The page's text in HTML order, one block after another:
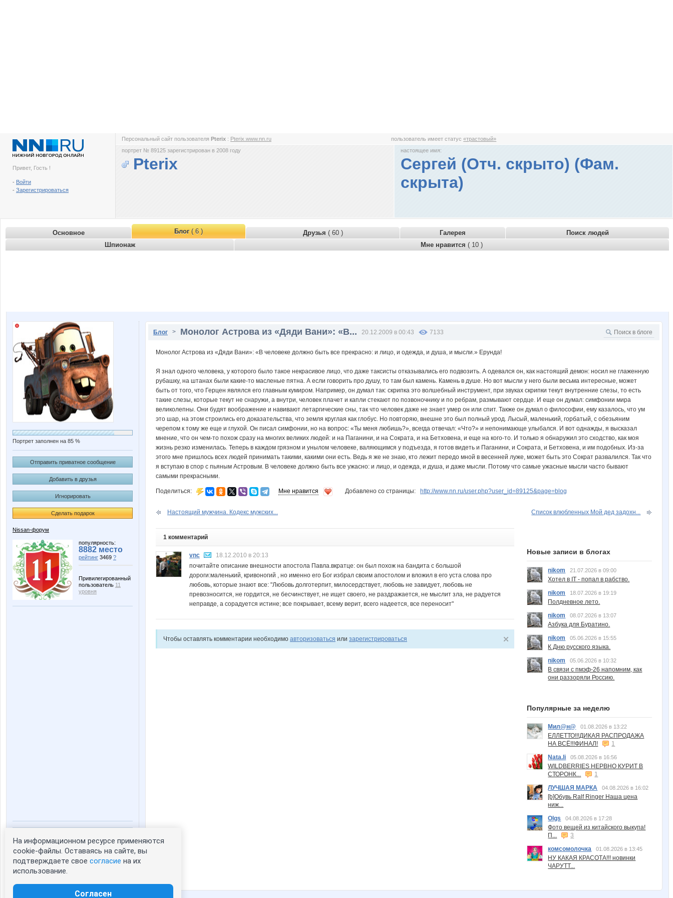
Привет, Гость !
- Войти
- Зарегистрироваться
Персональный сайт пользователя Pterix : Pterix.www.nn.ru пользователь имеет статус«трастовый»
портрет № 89125 зарегистрирован в 2008 году
Pterix
настоящее имя:
Сергей (Отч. скрыто) (Фам.
скрыта)
Основное Блог( 6 ) Друзья ( 60 ) Галерея
Поиск людей
Шпионаж
Мне нравится ( 10 )
Портрет заполнен на 85 %
Отправить приватное сообщение
Добавить в друзья
Игнорировать
Сделать подарок
Nissan-форум
популярность:
8882 место
рейтинг 3469 ?
Привилегированный
пользователь 11
уровня
Статистика портрета:
сейчас просматривают портрет - 0
зарегистрированные пользователи
посетившие портрет за 7 дней - 0
Блог > Монолог Астрова из «Дяди Вани»: «В... 20.12.2009 в 00:43 7133
Монолог Астрова из «Дяди Вани»: «В человеке должно быть все прекрасно: и лицо, и одежда, и душа, и мысли.» Ерунда!
Я знал одного человека, у которого было такое некрасивое лицо, что даже таксисты отказывались его подвозить. А одевался он, как настоящий демон: носил не глаженную
рубашку, на штанах были какие-то масленые пятна. А если говорить про душу, то там был камень. Камень в душе. Но вот мысли у него были весьма интересные, может
быть от того, что Герцен являлся его главным кумиром. Например, он думал так: скрипка это волшебный инструмент, при звуках скрипки текут внутренние слезы, то есть
такие слезы, которые текут не снаружи, а внутри, человек плачет и капли стекают по позвоночнику и по ребрам, размывают сердце. И еще он думал: симфонии мира
великолепны. Они будят воображение и навивают летаргические сны, так что человек даже не знает умер он или спит. Также он думал о философии, ему казалось, что ум
это шар, на этом строились его доказательства, что земля круглая как глобус. Но повторяю, внешне это был полный урод. Лысый, маленький, горбатый, с обезьяним
черепом к тому же еще и глухой. Он писал симфонии, но на вопрос: «Ты меня любишь?», всегда отвечал: «Что?» и непонимающе улыбался. И вот однажды, я высказал
мнение, что он чем-то похож сразу на многих великих людей: и на Паганини, и на Сократа, и на Бетховена, и еще на кого-то. И только я обнаружил это сходство, как моя
жизнь резко изменилась. Теперь в каждом грязном и унылом человеке, валяющимся у подъезда, я готов видеть и Паганини, и Сократа, и Бетховена, и им подобных. Из-за
этого мне пришлось всех людей принимать такими, какими они есть. Ведь я же не знаю, кто лежит передо мной в весенней луже, может быть это Сократ развалился. Так что
я вступаю в спор с пьяным Астровым. В человеке должно быть все ужасно: и лицо, и одежда, и душа, и даже мысли. Потому что самые ужасные мысли часто бывают
самыми прекрасными.
Поделиться: Мне нравится Добавлено со страницы: http://www.nn.ru/user.php?user_id=89125&page=blog
Настоящий мужчина. Кодекс мужских... Список влюбленных Мой дед задохн...
1 комментарий
vnc
18.12.2010 в 20:13
почитайте описание внешности апостола Павла.вкратце: он был похож на бандита с большой
дороги:маленький, кривоногий , но именно его Бог избрал своим апостолом и вложил в его уста слова про
любовь, которые знают все: "Любовь долготерпит, милосердствует, любовь не завидует, любовь не
превозносится, не гордится, не бесчинствует, не ищет своего, не раздражается, не мыслит зла, не радуется
неправде, а сорадуется истине; все покрывает, всему верит, всего надеется, все переносит"
Чтобы оставлять комментарии необходимо авторизоваться или зарегистрироваться
Новые записи в блогах
nikom 21.07.2026 в 09:00
Хотел в IT - попал в рабство.
nikom
18.07.2026 в 19:19
Полдневное лето.
nikom
08.07.2026 в 13:07
Азбука для Буратино.
nikom
05.06.2026 в 15:55
К Дню русского языка.
nikom
05.06.2026 в 10:32
В связи с пмэф-26 напомним, как
они раззоряли Россию.
Популярные за неделю
Мил@н@ 01.08.2026 в 13:22
ЕЛЛЕТТО!!!ДИКАЯ РАСПРОДАЖА
НА ВСЁ!!!ФИНАЛ!
1
Nata.li
05.08.2026 в 16:56
WILDBERRIES НЕРВНО КУРИТ В
СТОРОНК...
1
ЛУЧШАЯ МАРКА
04.08.2026 в 16:02
[b]Обувь Ralf Ringer Наша цена
ниж...
Olgs
04.08.2026 в 17:28
Фото вещей из китайского выкупа!
П...
3
комсомолочка
01.08.2026 в 13:45
НУ КАКАЯ КРАСОТА!!! новинки
ЧАРУТТ...
На информационном ресурсе применяются
cookie-файлы. Оставаясь на сайте, вы
подтверждаете свое согласие на их
использование.
Согласен